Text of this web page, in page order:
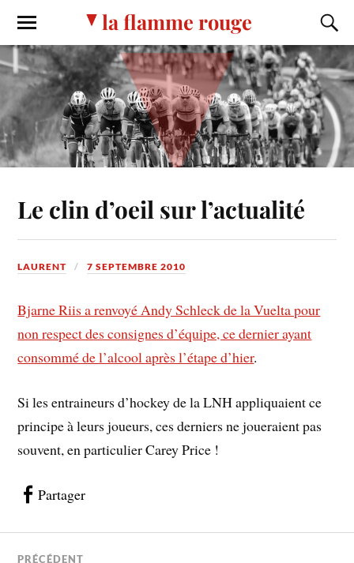
la flamme rouge
Le clin d’oeil sur l’actualité
LAURENT 7 SEPTEMBRE 2010
Bjarne Riis a renvoyé Andy Schleck de la Vuelta pour
non respect des consignes d’équipe, ce dernier ayant
consommé de l’alcool après l’étape d’hier.
Si les entraineurs d’hockey de la LNH appliquaient ce
principe à leurs joueurs, ces derniers ne joueraient pas
souvent, en particulier Carey Price !
Partager
PRÉCÉDENT